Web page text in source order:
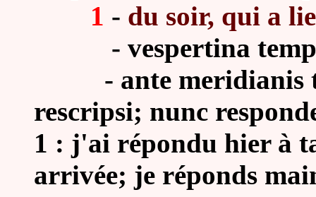
1 - du soir, qui a
- vespertina
- ante meridianis
rescripsi; nunc
1 : j'ai répondu hier à
arrivée; je réponds